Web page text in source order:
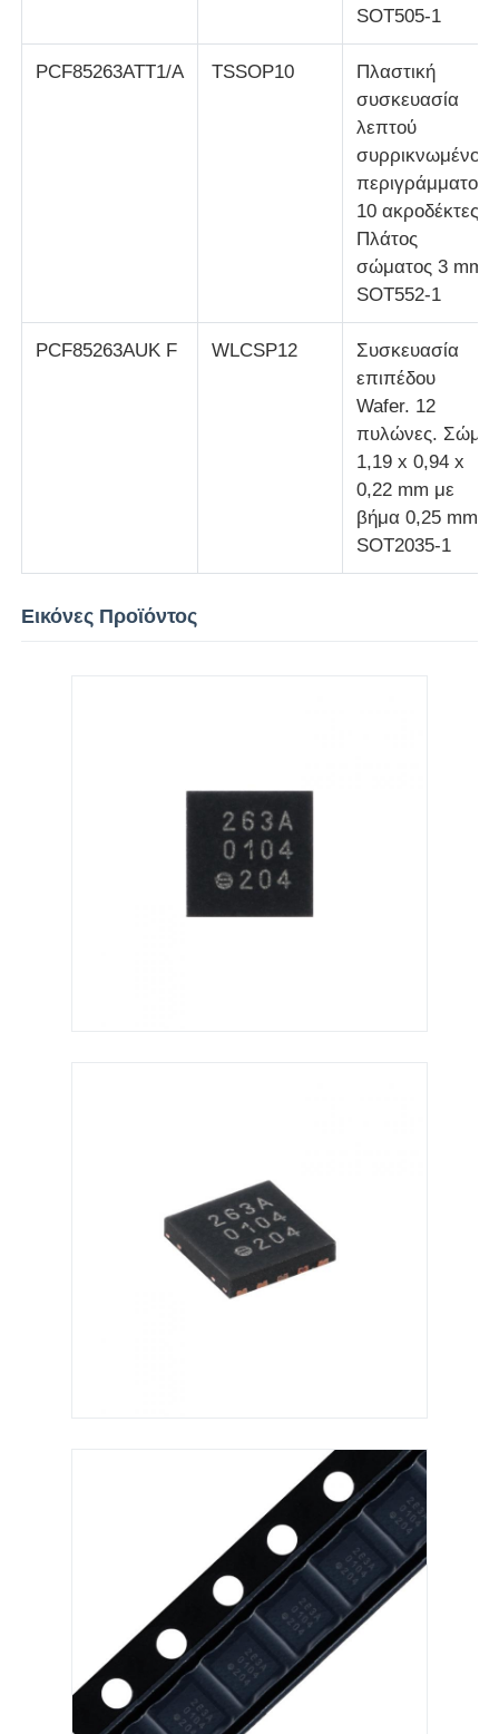
SOT505-1
PCF85263ATT1/A TSSOP10
Πλαστική
συσκευασία
λεπτού
συρρικνωμένου
περιγράμματος.
10 ακροδέκτες.
Πλάτος
σώματος 3 mm
SOT552-1
PCF85263AUK F WLCSP12
Συσκευασία
επιπέδου
Wafer. 12
πυλώνες. Σώμα
1,19 x 0,94 x
0,22 mm με
βήμα 0,25 mm
SOT2035-1
Εικόνες Προϊόντος